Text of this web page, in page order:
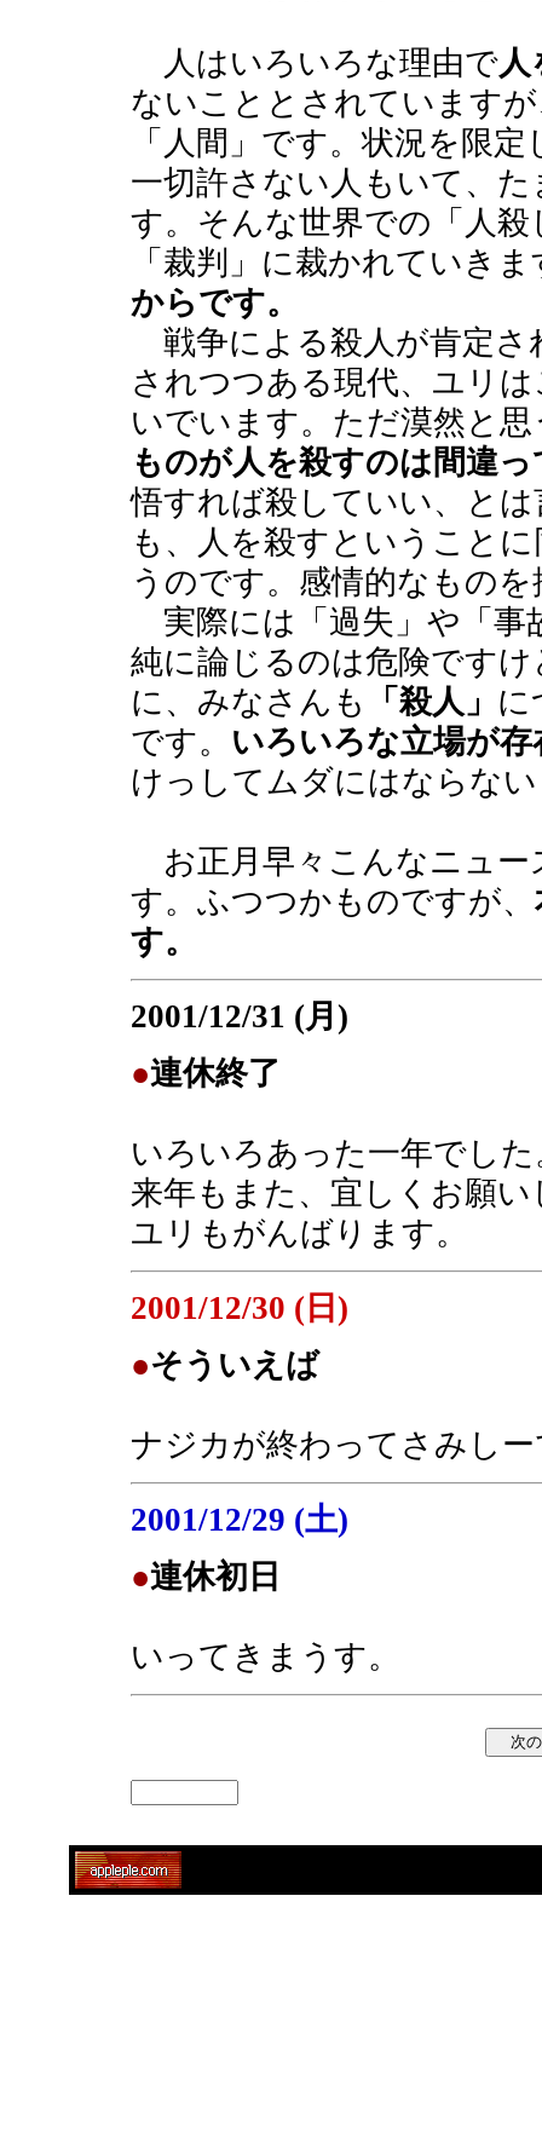
人はいろいろな理由で人
ないこととされています
「人間」です。状況を限
一切許さない人もいて、
す。そんな世界での「人
「裁判」に裁かれていきま
からです。
戦争による殺人が肯定さ
されつつある現代、ユリ
いでいます。ただ漠然と
ものが人を殺すのは間違
悟すれば殺していい、と
も、人を殺すということ
うのです。感情的なもの
実際には「過失」や「事
純に論じるのは危険です
に、みなさんも
「殺人」 に
です。 いろいろな立場が
けっしてムダにはならな
お正月早々こんなニュー
す。ふつつかものですが、
す。
2001/12/31 (月)
●連休終了
いろいろあった一年でした
来年もまた、宜しくお願
ユリもがんばります。
2001/12/30 (日)
●そういえば
ナジカが終わってさみし
2001/12/29 (土)
●連休初日
いってきまうす。